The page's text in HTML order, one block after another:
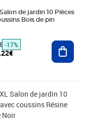
de jardin 10 Pièces
Bois de pin
-17%
655,99€